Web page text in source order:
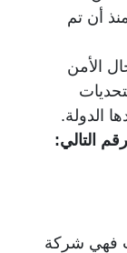
أن تم
الأمن
الدولة.
التالي:
فهي شركة